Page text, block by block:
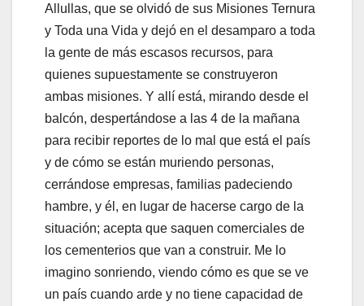
Allullas, que se olvidó de sus Misiones Ternura
y Toda una Vida y dejó en el desamparo a toda
la gente de más escasos recursos, para
quienes supuestamente se construyeron
ambas misiones. Y allí está, mirando desde el
balcón, despertándose a las 4 de la mañana
para recibir reportes de lo mal que está el país
y de cómo se están muriendo personas,
cerrándose empresas, familias padeciendo
hambre, y él, en lugar de hacerse cargo de la
situación; acepta que saquen comerciales de
los cementerios que van a construir. Me lo
imagino sonriendo, viendo cómo es que se ve
un país cuando arde y no tiene capacidad de